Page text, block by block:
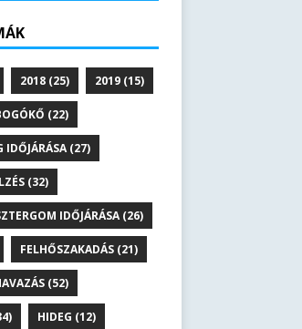
2018(25) 2019(15)
(22)
IDŐJÁRÁSA(27)
(32)
IDŐJÁRÁSA(26)
FELHŐSZAKADÁS(21)
(52)
HIDEG (12)